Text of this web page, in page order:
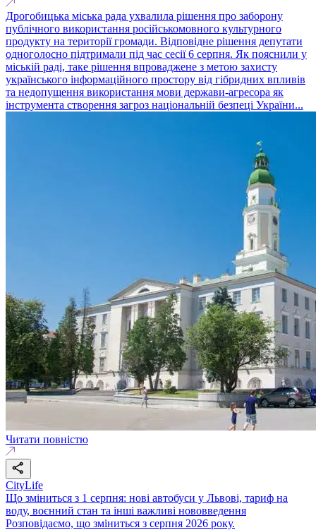
Дрогобицька міська рада ухвалила рішення про заборону
публічного використання російськомовного культурного
продукту на території громади. Відповідне рішення депутати
одноголосно підтримали під час сесії 6 серпня. Як пояснили у
міській раді, таке рішення впроваджене з метою захисту
українського інформаційного простору від гібридних впливів
та недопущення використання мови держави-агресора як
інструмента створення загроз національній безпеці України...
Читати повністю
CityLife
Що зміниться з 1 серпня: нові автобуси у Львові, тариф на
воду, воєнний стан та інші важливі нововведення
Розповідаємо, що зміниться з серпня 2026 року.